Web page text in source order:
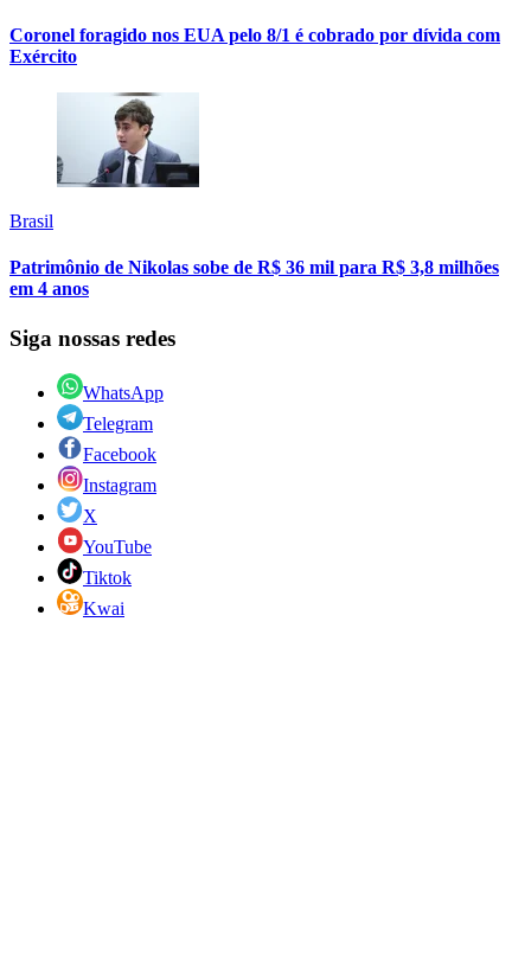
Coronel foragido nos EUA pelo 8/1 é cobrado por dívida com
Exército
Brasil
Patrimônio de Nikolas sobe de R$ 36 mil para R$ 3,8 milhões
em 4 anos
Siga nossas redes
WhatsApp
Telegram
Facebook
Instagram
X
YouTube
Tiktok
Kwai